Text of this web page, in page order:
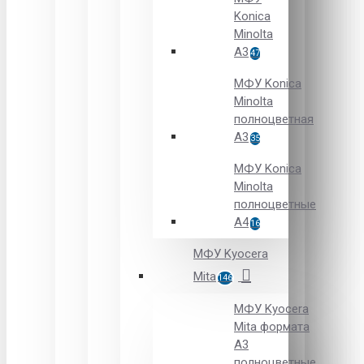
Konica
Minolta
A3 47
МФУ Konica
Minolta
полноцветная
А3 35
МФУ Konica
Minolta
полноцветные
А416
МФУ Kyocera
Mita146
МФУ Kyocera
Mita формата
A3